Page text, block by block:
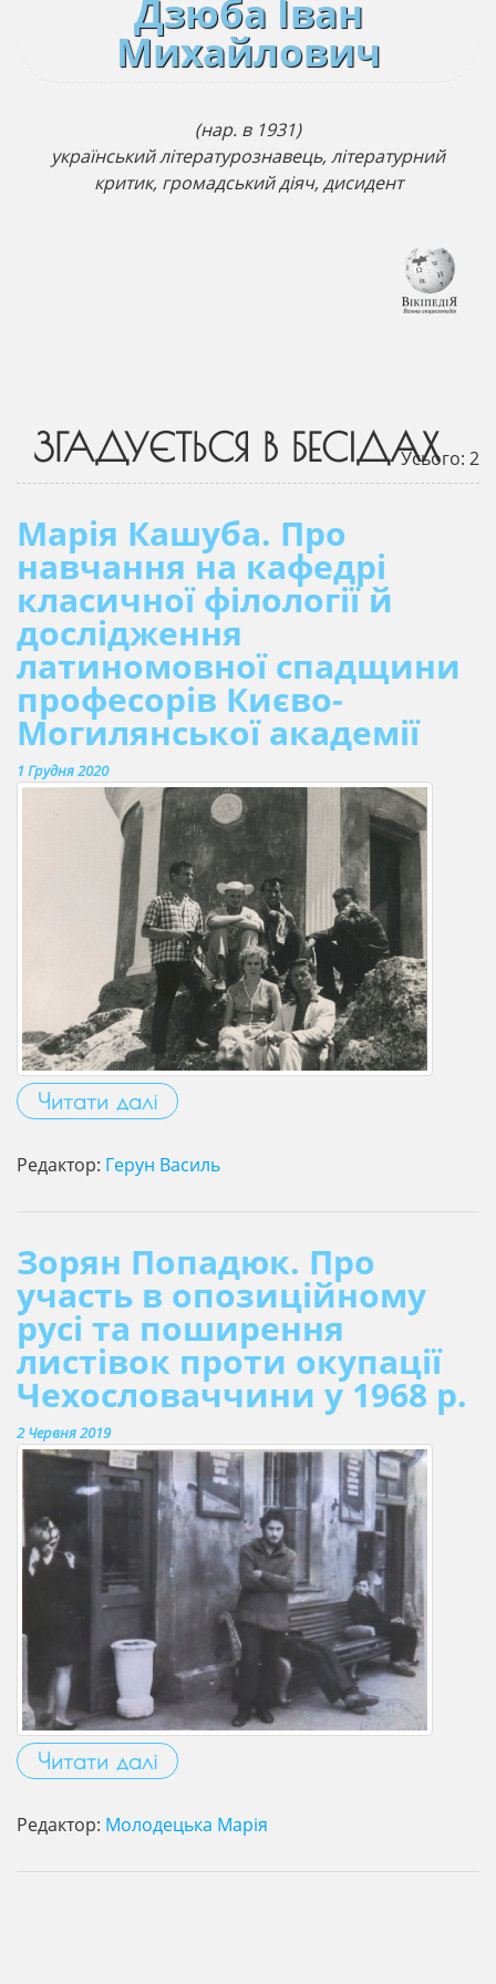
Дзюба Іван
Михайлович
(нар. в 1931)
український літературознавець, літературний
критик, громадський діяч, дисидент
ЗГАДУЄТЬСЯ В БЕСІДАХУсього: 2
Марія Кашуба. Про
навчання на кафедрі
класичної філології й
дослідження
латиномовної спадщини
професорів Києво-
Могилянської академії
1 Грудня 2020
Читати далі
Редактор: Герун Василь
Зорян Попадюк. Про
участь в опозиційному
русі та поширення
листівок проти окупації
Чехословаччини у 1968 р.
2 Червня 2019
Читати далі
Редактор: Молодецька Марія